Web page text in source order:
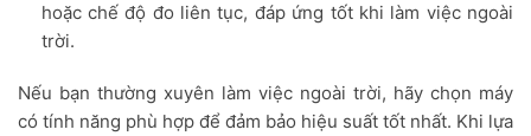
hoặc chế độ đo liên tục, đáp ứng tốt khi làm việc ngoài
trời.
Nếu bạn thường xuyên làm việc ngoài trời, hãy chọn máy
có tính năng phù hợp để đảm bảo hiệu suất tốt nhất. Khi lựa